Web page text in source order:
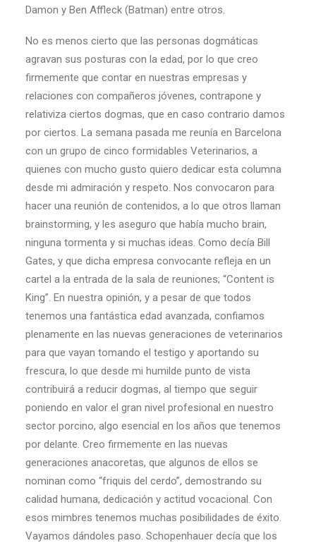
Damon y Ben Affleck (Batman) entre otros.
No es menos cierto que las personas dogmáticas
agravan sus posturas con la edad, por lo que creo
firmemente que contar en nuestras empresas y
relaciones con compañeros jóvenes, contrapone y
relativiza ciertos dogmas, que en caso contrario damos
por ciertos. La semana pasada me reunía en Barcelona
con un grupo de cinco formidables Veterinarios, a
quienes con mucho gusto quiero dedicar esta columna
desde mi admiración y respeto. Nos convocaron para
hacer una reunión de contenidos, a lo que otros llaman
brainstorming, y les aseguro que había mucho brain,
ninguna tormenta y si muchas ideas. Como decía Bill
Gates, y que dicha empresa convocante refleja en un
cartel a la entrada de la sala de reuniones; “Content is
King”. En nuestra opinión, y a pesar de que todos
tenemos una fantástica edad avanzada, confiamos
plenamente en las nuevas generaciones de veterinarios
para que vayan tomando el testigo y aportando su
frescura, lo que desde mi humilde punto de vista
contribuirá a reducir dogmas, al tiempo que seguir
poniendo en valor el gran nivel profesional en nuestro
sector porcino, algo esencial en los años que tenemos
por delante. Creo firmemente en las nuevas
generaciones anacoretas, que algunos de ellos se
nominan como “friquis del cerdo”, demostrando su
calidad humana, dedicación y actitud vocacional. Con
esos mimbres tenemos muchas posibilidades de éxito.
Vayamos dándoles paso. Schopenhauer decía que los